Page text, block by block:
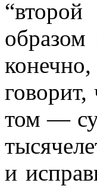
том —
и